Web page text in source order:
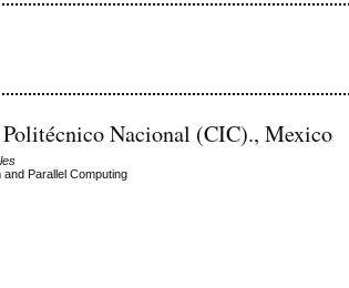
Nacional (CIC)., Mexico
Parallel Computing